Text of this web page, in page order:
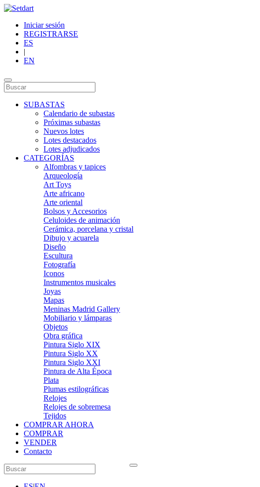
Iniciar sesión
REGISTRARSE
ES
|
EN
SUBASTAS
Calendario de subastas
Próximas subastas
Nuevos lotes
Lotes destacados
Lotes adjudicados
CATEGORÍAS
Alfombras y tapices
Arqueología
Art Toys
Arte africano
Arte oriental
Bolsos y Accesorios
Celuloides de animación
Cerámica, porcelana y cristal
Dibujo y acuarela
Diseño
Escultura
Fotografía
Iconos
Instrumentos musicales
Joyas
Mapas
Meninas Madrid Gallery
Mobiliario y lámparas
Objetos
Obra gráfica
Pintura Siglo XIX
Pintura Siglo XX
Pintura Siglo XXI
Pintura de Alta Época
Plata
Plumas estilográficas
Relojes
Relojes de sobremesa
Tejidos
COMPRAR AHORA
COMPRAR
VENDER
Contacto